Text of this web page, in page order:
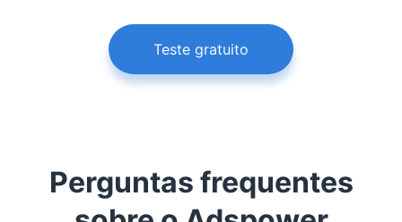
Teste gratuito
Perguntas frequentes